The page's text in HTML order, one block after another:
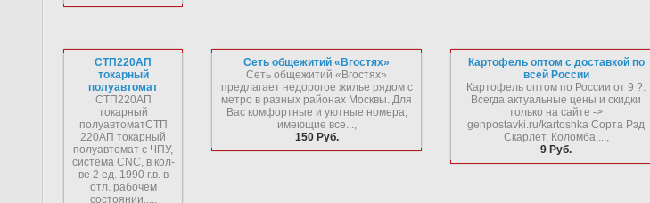
СТП220АП
токарный
полуавтомат
СТП220АП
токарный
полуавтоматСТП
220АП токарный
полуавтомат с ЧПУ,
система CNC, в кол-
ве 2 ед. 1990 г.в. в
отл. рабочем
состоянии,...,
Сеть общежитий «Вгостях»
Сеть общежитий «Вгостях»
предлагает недорогое жилье рядом с
метро в разных районах Москвы. Для
Вас комфортные и уютные номера,
имеющие все...,
150 Руб.
Картофель оптом с доставкой по
всей России
Картофель оптом по России от 9 ?.
Всегда актуальные цены и скидки
только на сайте ->
genpostavki.ru/kartoshka Сорта Рэд
Скарлет, Коломба,...,
9 Руб.